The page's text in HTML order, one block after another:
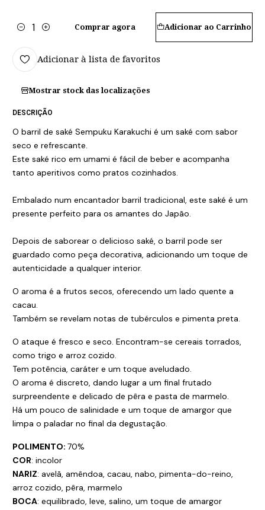
Quantidade
Adicionar ao Carrinho
Comprar agora
Adicionar à lista de favoritos
Mostrar stock das localizações
DESCRIÇÃO
O barril de saké Sempuku Karakuchi é um saké com sabor
seco e refrescante.
Este saké rico em umami é fácil de beber e acompanha
tanto aperitivos como pratos cozinhados.
Embalado num encantador barril tradicional, este saké é um
presente perfeito para os amantes do Japão.
Depois de saborear o delicioso saké, o barril pode ser
guardado como peça decorativa, adicionando um toque de
autenticidade a qualquer interior.
O aroma é a frutos secos, oferecendo um lado quente a
cacau.
Também se revelam notas de tubérculos e pimenta preta.
O ataque é fresco e seco. Encontram-se cereais torrados,
como trigo e arroz cozido.
Tem potência, caráter e um toque aveludado.
O aroma é discreto, dando lugar a um final frutado
surpreendente e delicado de pêra e pasta de marmelo.
Há um pouco de salinidade e um toque de amargor que
limpa o paladar no final da degustação.
POLIMENTO: 70%
COR: incolor
NARIZ: avelã, amêndoa, cacau, nabo, pimenta-do-reino,
arroz cozido, pêra, marmelo
BOCA: equilibrado, leve, salino, um toque de amargor